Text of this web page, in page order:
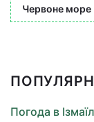
Червоне море
Погода в